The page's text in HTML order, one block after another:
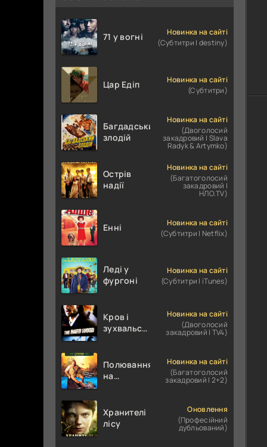
71 у вогні
Новинка на сайті
(Субтитри | destiny)
Цар Едіп
Новинка на сайті
(Субтитри)
Багдадський
злодій
Новинка на сайті
(Двоголосий
закадровий | Slava
Radyk & Artymko)
Острів
надії
Новинка на сайті
(Багатоголосий
закадровий |
НЛО.TV)
Енні
Новинка на сайті
(Субтитри | Netflix)
Леді у
фургоні
Новинка на сайті
(Субтитри | iTunes)
Кров і
зухвальство
Новинка на сайті
(Двоголосий
закадровий | TV4)
Полювання
на
Новинка на сайті
(Багатоголосий
закадровий | 2+2)
Хранителі
лісу
Оновлення
(Професійний
дубльований)